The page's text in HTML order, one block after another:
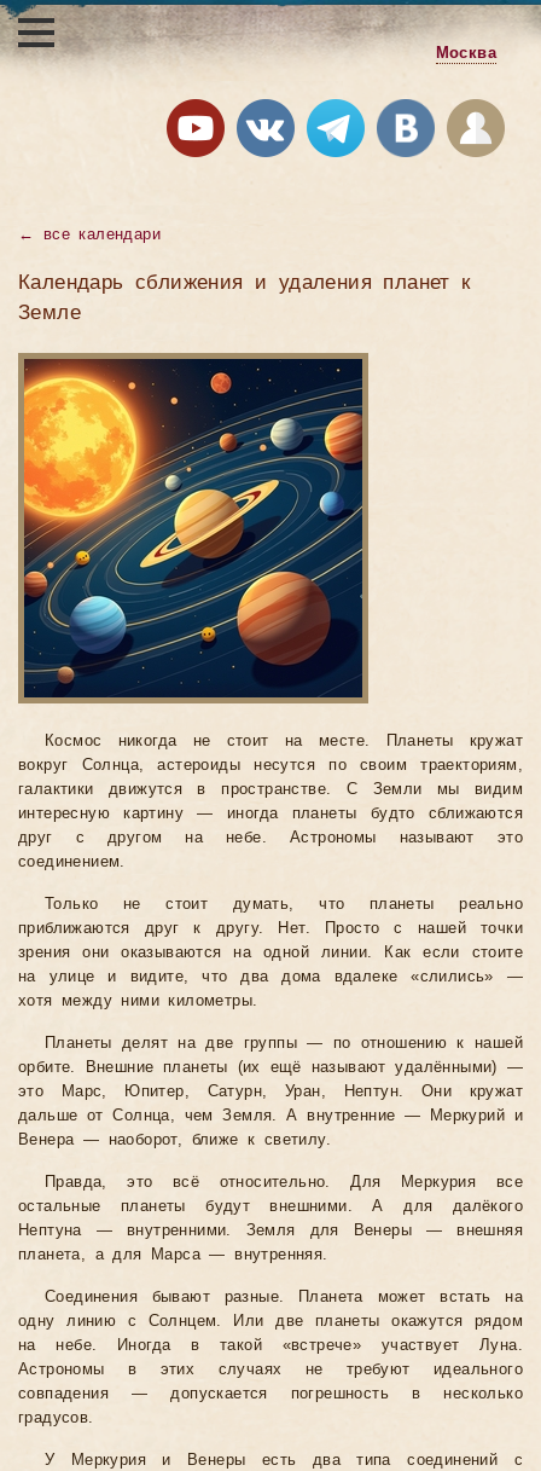
Москва
← все календари
Календарь сближения и удаления планет к
Земле
Космос никогда не стоит на месте. Планеты кружат
вокруг Солнца, астероиды несутся по своим траекториям,
галактики движутся в пространстве. С Земли мы видим
интересную картину — иногда планеты будто сближаются
друг с другом на небе. Астрономы называют это
соединением.
Только не стоит думать, что планеты реально
приближаются друг к другу. Нет. Просто с нашей точки
зрения они оказываются на одной линии. Как если стоите
на улице и видите, что два дома вдалеке «слились» —
хотя между ними километры.
Планеты делят на две группы — по отношению к нашей
орбите. Внешние планеты (их ещё называют удалёнными) —
это Марс, Юпитер, Сатурн, Уран, Нептун. Они кружат
дальше от Солнца, чем Земля. А внутренние — Меркурий и
Венера — наоборот, ближе к светилу.
Правда, это всё относительно. Для Меркурия все
остальные планеты будут внешними. А для далёкого
Нептуна — внутренними. Земля для Венеры — внешняя
планета, а для Марса — внутренняя.
Соединения бывают разные. Планета может встать на
одну линию с Солнцем. Или две планеты окажутся рядом
на небе. Иногда в такой «встрече» участвует Луна.
Астрономы в этих случаях не требуют идеального
совпадения — допускается погрешность в несколько
градусов.
У Меркурия и Венеры есть два типа соединений с